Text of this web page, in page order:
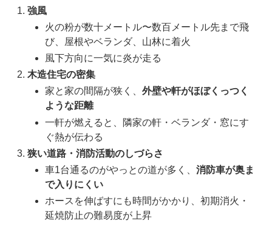
強風
火の粉が数十メートル〜数百メートル先まで飛
び、屋根やベランダ、山林に着火
風下方向に一気に炎が走る
木造住宅の密集
家と家の間隔が狭く、外壁や軒がほぼくっつく
ような距離
一軒が燃えると、隣家の軒・ベランダ・窓にす
ぐ熱が伝わる
狭い道路・消防活動のしづらさ
車1台通るのがやっとの道が多く、消防車が奥ま
で入りにくい
ホースを伸ばすにも時間がかかり、初期消火・
延焼防止の難易度が上昇